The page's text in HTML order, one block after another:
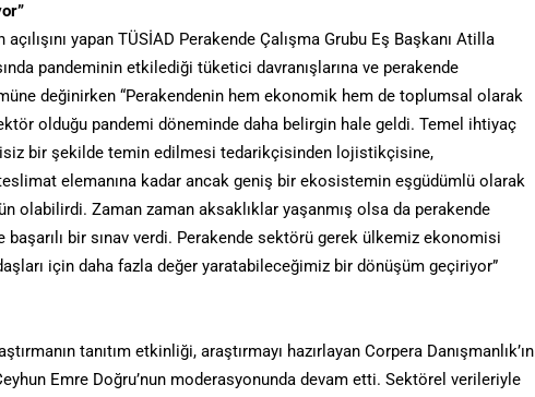
açılışını yapan TÜSİAD Perakende Çalışma Grubu Eş Başkanı Atilla
pandeminin etkilediği tüketici davranışlarına ve perakende
değinirken “Perakendenin hem ekonomik hem de toplumsal olarak
olduğu pandemi döneminde daha belirgin hale geldi. Temel ihtiyaç
bir şekilde temin edilmesi tedarikçisinden lojistikçisine,
elemanına kadar ancak geniş bir ekosistemin eşgüdümlü olarak
olabilirdi. Zaman zaman aksaklıklar yaşanmış olsa da perakende
bir sınav verdi. Perakende sektörü gerek ülkemiz ekonomisi
için daha fazla değer yaratabileceğimiz bir dönüşüm geçiriyor”
tanıtım etkinliği, araştırmayı hazırlayan Corpera Danışmanlık’ın
Emre Doğru’nun moderasyonunda devam etti. Sektörel verileriyle